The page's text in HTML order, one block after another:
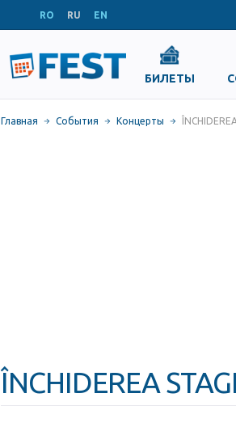
RO RU EN
БИЛЕТЫ
Главная События Концерты
ÎNCHIDEREA